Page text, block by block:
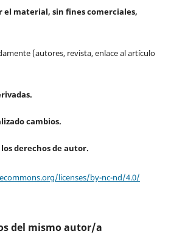
el material, sin fines comerciales,
(autores, revista, enlace al artículo
cambios.
derechos de autor.
licenses/by-nc-nd/4.0/
del mismo autor/a